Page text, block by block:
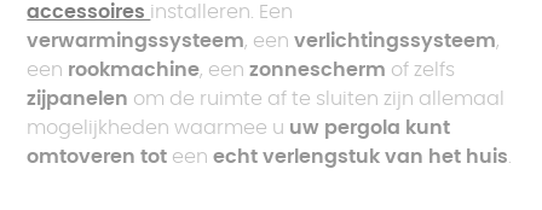
accessoires installeren. Een
verwarmingssysteem, eenverlichtingssysteem,
een rookmachine, een zonnescherm of zelfs
zijpanelen om de ruimte af te sluiten zijn allemaal
mogelijkheden waarmee u uw pergola kunt
omtoveren tot eenecht verlengstuk van het huis.